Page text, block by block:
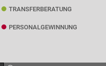
TRANSFER­BERATUNG
PERSONAL­GEWINNUNG